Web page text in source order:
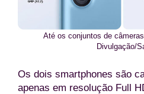
Até os conjuntos de
Divulgação/
Os dois smartphones são
apenas em resolução Full